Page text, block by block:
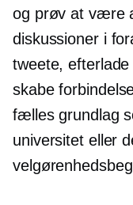
og prøv at være
diskussioner i
tweete,
skabe
fælles grundlag
universitet eller